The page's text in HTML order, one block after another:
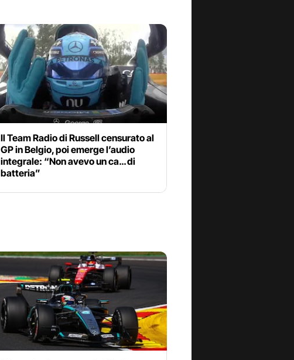
Il Team Radio di Russell censurato al
GP in Belgio, poi emerge l’audio
integrale: “Non avevo un ca… di
batteria”